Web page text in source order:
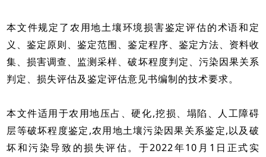
本文件规定了农用地土壤环境损害鉴定评估的术语和定
义、鉴定原则、鉴定范围、鉴定程序、鉴定方法、资料收
集、损害调查、监测采样、破坏程度判定、污染因果关系
判定、损失评估及鉴定评估意见书编制的技术要求。
本文件适用于农用地压占、硬化,挖损、塌陷、人工障碍
层等破坏程度鉴定,农用地土壤污染因果关系鉴定,以及破
坏和污染导致的损失评估。于2022年10月1日正式实